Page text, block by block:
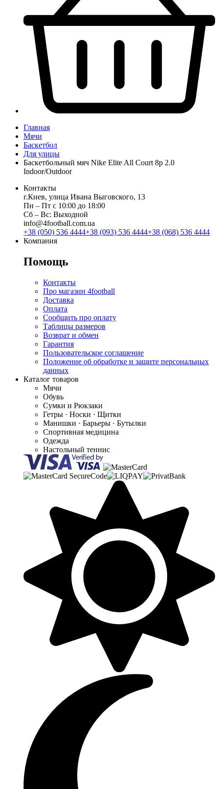
Главная
Мячи
Баскетбол
Для улицы
Баскетбольный мяч Nike Elite All Court 8p 2.0
Indoor/Outdoor
Контакты
г.Киев, улица Ивана Выговского, 13
Пн ‒ Пт с 10:00 до 18:00
Сб ‒ Вс: Выходной
info@4football.com.ua
+38 (050) 536 4444+38 (093) 536 4444+38 (068) 536 4444
Компания
Помощь
Контакты
Про магазин 4football
Доставка
Оплата
Сообщить про оплату
Таблицы размеров
Возврат и обмен
Гарантия
Пользовательское соглашение
Положение об обработке и защите персональных
данных
Каталог товаров
Мячи
Обувь
Сумки и Рюкзаки
Гетры · Носки · Щитки
Манишки · Барьеры · Бутылки
Спортивная медицина
Одежда
Настольный теннис